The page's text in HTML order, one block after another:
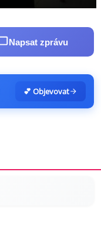
Napsat zprávu
💕 Objevovat